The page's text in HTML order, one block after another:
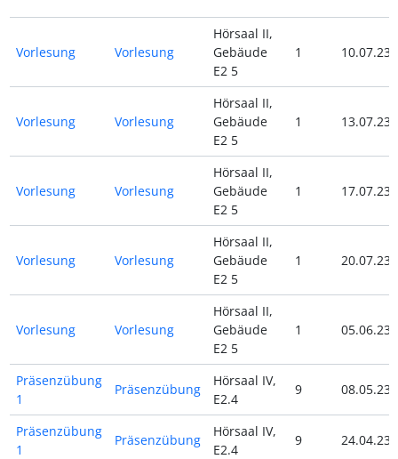
Vorlesung Vorlesung
Hörsaal II,
Gebäude
E2 5
1 10.07.23
Vorlesung Vorlesung
Hörsaal II,
Gebäude
E2 5
1 13.07.23
Vorlesung Vorlesung
Hörsaal II,
Gebäude
E2 5
1 17.07.23
Vorlesung Vorlesung
Hörsaal II,
Gebäude
E2 5
1 20.07.23
Vorlesung Vorlesung
Hörsaal II,
Gebäude
E2 5
1 05.06.23
Präsenzübung
1
Präsenzübung
Hörsaal IV,
E2.4
9 08.05.23
Präsenzübung
1
Präsenzübung
Hörsaal IV,
E2.4
9 24.04.23